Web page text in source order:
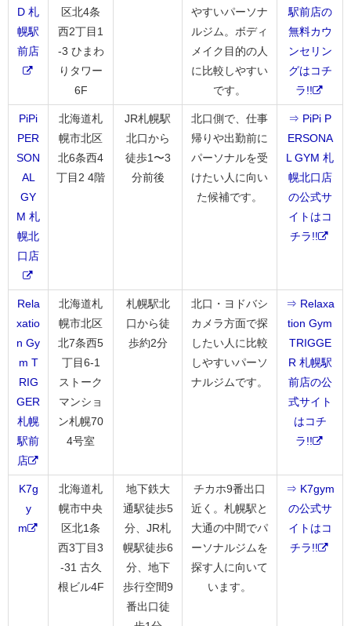
D 札
幌駅
前店
区北4条
西2丁目1
-3 ひまわ
りタワー
6F
やすいパーソナ
ルジム。ボディ
メイク目的の人
に比較しやすい
です。
駅前店の
無料カウ
ンセリン
グはコチ
ラ!!
PiPi
PER
SON
AL
GY
M 札
幌北
口店
北海道札
幌市北区
北6条西4
丁目2 4階
JR札幌駅
北口から
徒歩1〜3
分前後
北口側で、仕事
帰りや出勤前に
パーソナルを受
けたい人に向い
た候補です。
⇒ PiPi P
ERSONA
L GYM 札
幌北口店
の公式サ
イトはコ
チラ!!
Rela
xatio
n Gy
m T
RIG
GER
札幌
駅前
店
北海道札
幌市北区
北7条西5
丁目6-1
ストーク
マンショ
ン札幌70
4号室
札幌駅北
口から徒
歩約2分
北口・ヨドバシ
カメラ方面で探
したい人に比較
しやすいパーソ
ナルジムです。
⇒ Relaxa
tion Gym
TRIGGE
R 札幌駅
前店の公
式サイト
はコチ
ラ!!
K7g
y
m
北海道札
幌市中央
区北1条
西3丁目3
-31 古久
根ビル4F
地下鉄大
通駅徒歩5
分、JR札
幌駅徒歩6
分、地下
歩行空間9
番出口徒
チカホ9番出口
近く。札幌駅と
大通の中間でパ
ーソナルジムを
探す人に向いて
います。
⇒ K7gym
の公式サ
イトはコ
チラ!!